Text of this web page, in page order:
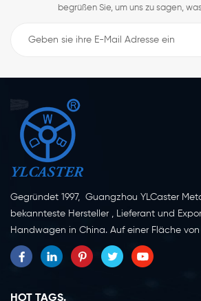
begrüßen Sie, um uns zu sagen,
Gegründet 1997, Guangzhou YLCaster
bekannteste Hersteller , Lieferant und
Handwagen in China. Auf einer Fläche
Quadratmetern in der Stadt Yangjiang in
Guangdong mit mehr als 20 Experten und
Als professioneller Hersteller von
HOT TAGS.